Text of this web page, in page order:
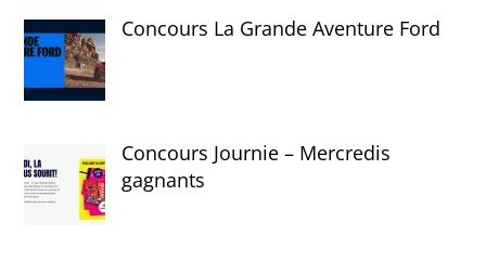
Concours La Grande Aventure Ford
Concours Journie – Mercredis
gagnants